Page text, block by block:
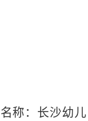
称：长沙幼儿